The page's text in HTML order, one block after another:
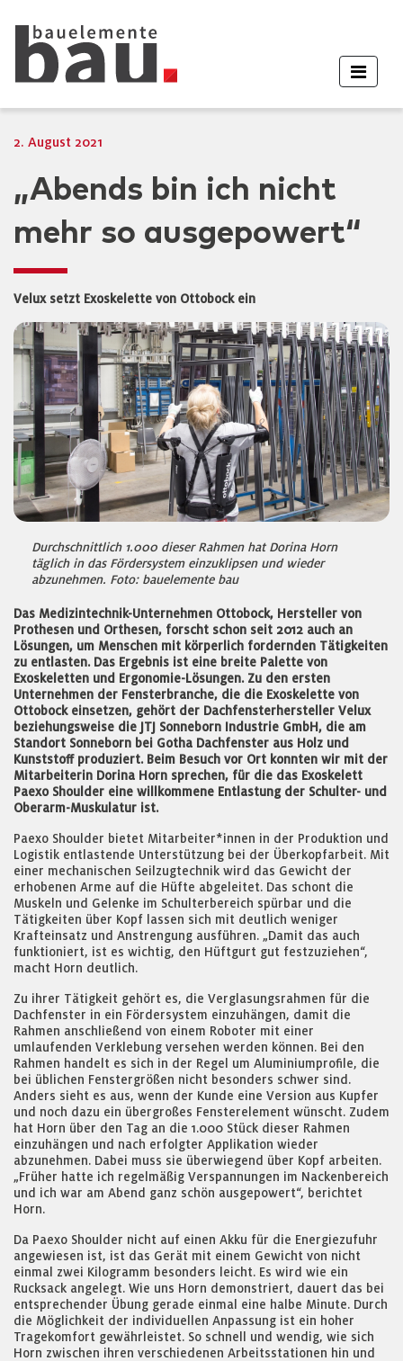
2. August 2021
„Abends bin ich nicht
mehr so ausgepowert“
Velux setzt Exoskelette von Ottobock ein
Durchschnittlich 1.000 dieser Rahmen hat Dorina Horn
täglich in das Fördersystem einzuklipsen und wieder
abzunehmen. Foto: bauelemente bau
Das Medizintechnik-Unternehmen Ottobock, Hersteller von
Prothesen und Orthesen, forscht schon seit 2012 auch an
Lösungen, um Menschen mit körperlich fordernden Tätigkeiten
zu entlasten. Das Ergebnis ist eine breite Palette von
Exoskeletten und Ergonomie-Lösungen. Zu den ersten
Unternehmen der Fensterbranche, die die Exoskelette von
Ottobock einsetzen, gehört der Dachfensterhersteller Velux
beziehungsweise die JTJ Sonneborn Industrie GmbH, die am
Standort Sonneborn bei Gotha Dachfenster aus Holz und
Kunststoff produziert. Beim Besuch vor Ort konnten wir mit der
Mitarbeiterin Dorina Horn sprechen, für die das Exoskelett
Paexo Shoulder eine willkommene Entlastung der Schulter- und
Oberarm-Muskulatur ist.
Paexo Shoulder bietet Mitarbeiter*innen in der Produktion und
Logistik entlastende Unterstützung bei der Überkopfarbeit. Mit
einer mechanischen Seilzugtechnik wird das Gewicht der
erhobenen Arme auf die Hüfte abgeleitet. Das schont die
Muskeln und Gelenke im Schulterbereich spürbar und die
Tätigkeiten über Kopf lassen sich mit deutlich weniger
Krafteinsatz und Anstrengung ausführen. „Damit das auch
funktioniert, ist es wichtig, den Hüftgurt gut festzuziehen“,
macht Horn deutlich.
Zu ihrer Tätigkeit gehört es, die Verglasungsrahmen für die
Dachfenster in ein Fördersystem einzuhängen, damit die
Rahmen anschließend von einem Roboter mit einer
umlaufenden Verklebung versehen werden können. Bei den
Rahmen handelt es sich in der Regel um Aluminiumprofile, die
bei üblichen Fenstergrößen nicht besonders schwer sind.
Anders sieht es aus, wenn der Kunde eine Version aus Kupfer
und noch dazu ein übergroßes Fensterelement wünscht. Zudem
hat Horn über den Tag an die 1.000 Stück dieser Rahmen
einzuhängen und nach erfolgter Applikation wieder
abzunehmen. Dabei muss sie überwiegend über Kopf arbeiten.
„Früher hatte ich regelmäßig Verspannungen im Nackenbereich
und ich war am Abend ganz schön ausgepowert“, berichtet
Horn.
Da Paexo Shoulder nicht auf einen Akku für die Energiezufuhr
angewiesen ist, ist das Gerät mit einem Gewicht von nicht
einmal zwei Kilogramm besonders leicht. Es wird wie ein
Rucksack angelegt. Wie uns Horn demonstriert, dauert das bei
entsprechender Übung gerade einmal eine halbe Minute. Durch
die Möglichkeit der individuellen Anpassung ist ein hoher
Tragekomfort gewährleistet. So schnell und wendig, wie sich
Horn zwischen ihren verschiedenen Arbeitsstationen hin und